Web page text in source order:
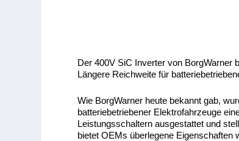
Der 400V SiC Inverter von BorgWarner
Längere Reichweite für
Wie BorgWarner heute bekannt gab,
batteriebetriebener Elektrofahrzeuge
Leistungsschaltern ausgestattet und
bietet OEMs überlegene Eigenschaften